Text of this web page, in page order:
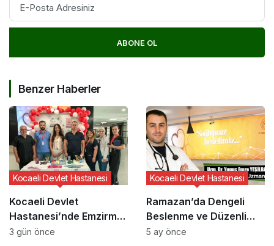
ABONE OL
Benzer Haberler
Kocaeli Devlet
Hastanesi’nde Emzirme
Haftası Etkinliği
Kocaeli Devlet Hastanesi
3 gün önce
Ramazan’da Dengeli
Beslenme ve Düzenli
Yaşam Vurgusu
Kocaeli Devlet Hastanesi
5 ay önce
GÜNCEL HABERLER